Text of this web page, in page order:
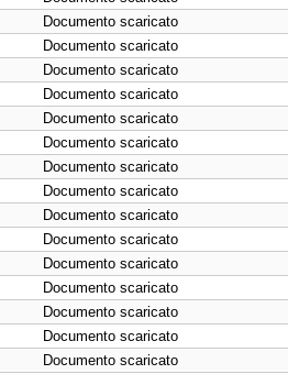
Documento scaricato
Documento scaricato
Documento scaricato
Documento scaricato
Documento scaricato
Documento scaricato
Documento scaricato
Documento scaricato
Documento scaricato
Documento scaricato
Documento scaricato
Documento scaricato
Documento scaricato
Documento scaricato
Documento scaricato